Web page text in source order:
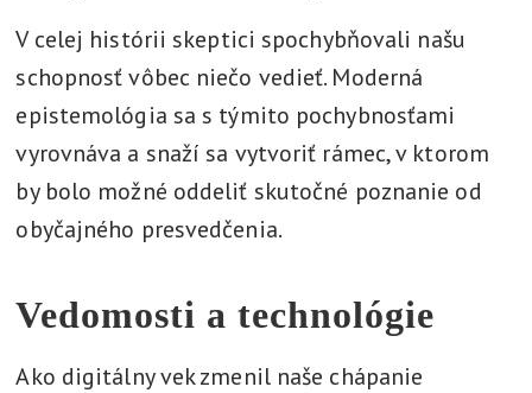
V celej histórii skeptici spochybňovali našu
schopnosť vôbec niečo vedieť. Moderná
epistemológia sa s týmito pochybnosťami
vyrovnáva a snaží sa vytvoriť rámec, v ktorom
by bolo možné oddeliť skutočné poznanie od
obyčajného presvedčenia.
Vedomosti a technológie
Ako digitálny vek zmenil naše chápanie